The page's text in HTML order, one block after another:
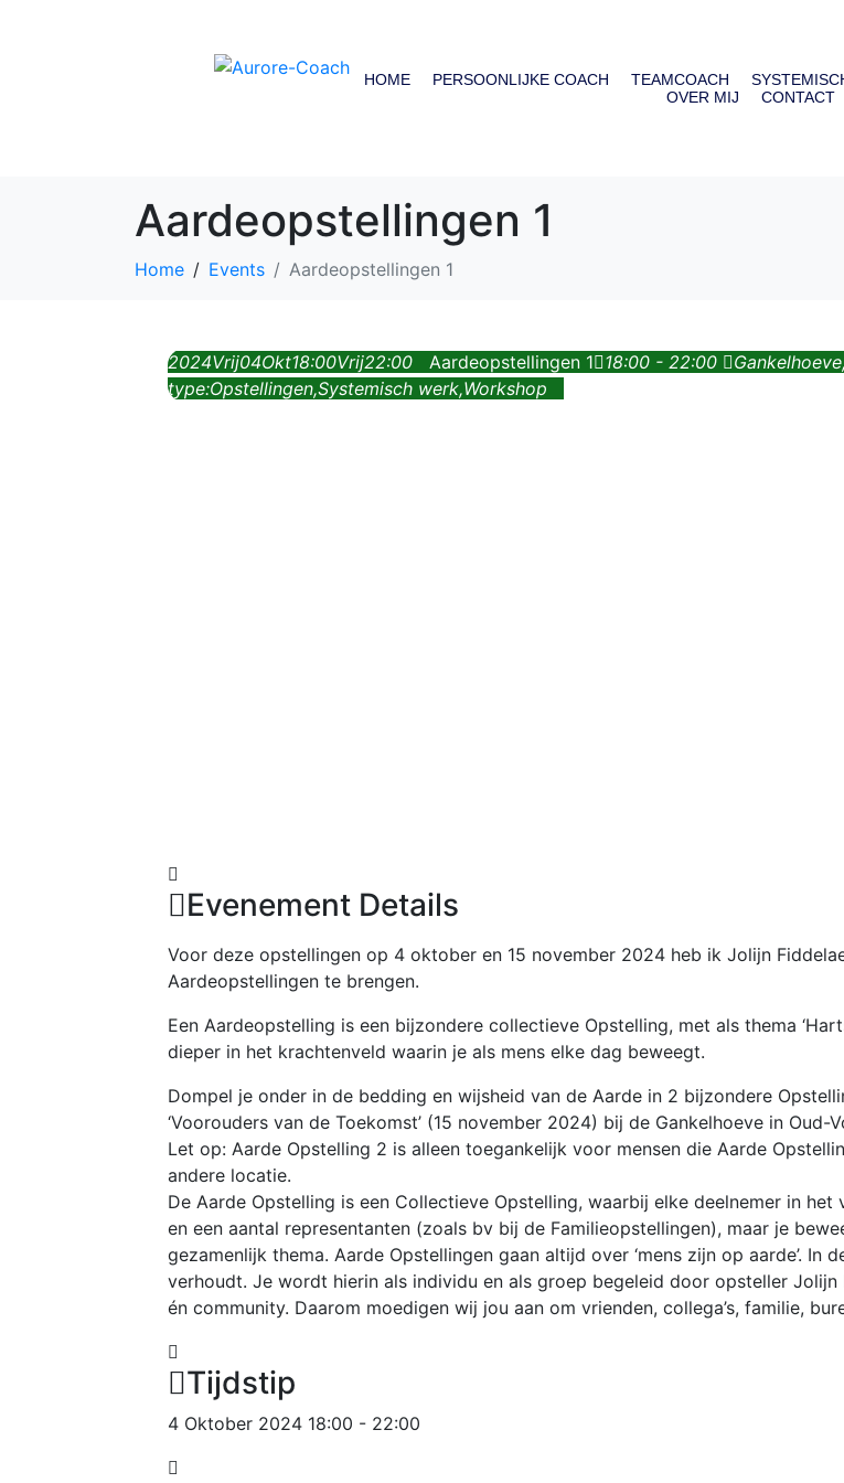
HOME PERSOONLIJKE COACH TEAMCOACH
OVER MIJ
CONTACT
Aardeopstellingen 1
Home Events Aardeopstellingen 1
2024Vrij04Okt18:00Vrij22:00 Aardeopstellingen 1 18:00 - 22:00 Gankelhoeve
type:Opstellingen,Systemisch werk,Workshop
Evenement Details
Voor deze opstellingen op 4 oktober en 15 november 2024 heb ik Jolijn
Aardeopstellingen te brengen.
Een Aardeopstelling is een bijzondere collectieve Opstelling, met als thema
dieper in het krachtenveld waarin je als mens elke dag beweegt.
Dompel je onder in de bedding en wijsheid van de Aarde in 2 bijzondere
‘Voorouders van de Toekomst’ (15 november 2024) bij de Gankelhoeve in Oud-
Let op: Aarde Opstelling 2 is alleen toegankelijk voor mensen die Aarde
andere locatie.
De Aarde Opstelling is een Collectieve Opstelling, waarbij elke deelnemer in
en een aantal representanten (zoals bv bij de Familieopstellingen), maar je
gezamenlijk thema. Aarde Opstellingen gaan altijd over ‘mens zijn op aarde’.
verhoudt. Je wordt hierin als individu en als groep begeleid door opsteller
én community. Daarom moedigen wij jou aan om vrienden, collega’s, familie,
Tijdstip
4 Oktober 2024 18:00 - 22:00